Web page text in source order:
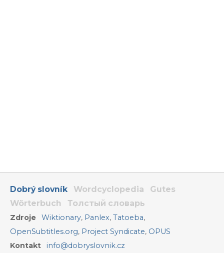
Dobrý slovník Wordcyclopedia
Gutes
Wörterbuch
Толстый словарь
Zdroje Wiktionary, Panlex,Tatoeba,
OpenSubtitles.org, Project Syndicate, OPUS
Kontakt
info@dobryslovnik.cz